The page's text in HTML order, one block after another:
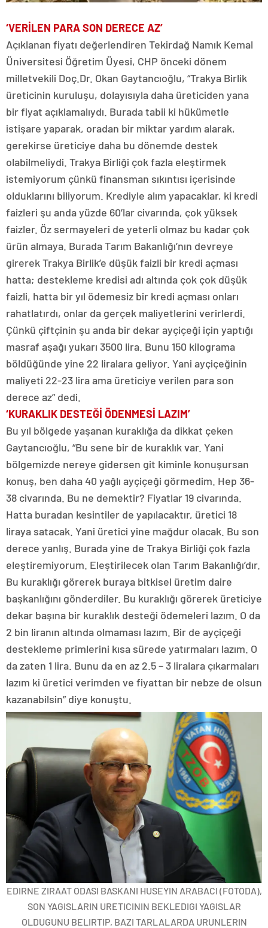
‘VERİLEN PARA SON DERECE AZ’
Açıklanan fiyatı değerlendiren Tekirdağ Namık Kemal
Üniversitesi Öğretim Üyesi, CHP önceki dönem
milletvekili Doç.Dr. Okan Gaytancıoğlu, “Trakya Birlik
üreticinin kuruluşu, dolayısıyla daha üreticiden yana
bir fiyat açıklamalıydı. Burada tabii ki hükümetle
istişare yaparak, oradan bir miktar yardım alarak,
gerekirse üreticiye daha bu dönemde destek
olabilmeliydi. Trakya Birliği çok fazla eleştirmek
istemiyorum çünkü finansman sıkıntısı içerisinde
olduklarını biliyorum. Krediyle alım yapacaklar, ki kredi
faizleri şu anda yüzde 60’lar civarında, çok yüksek
faizler. Öz sermayeleri de yeterli olmaz bu kadar çok
ürün almaya. Burada Tarım Bakanlığı’nın devreye
girerek Trakya Birlik’e düşük faizli bir kredi açması
hatta; destekleme kredisi adı altında çok çok düşük
faizli, hatta bir yıl ödemesiz bir kredi açması onları
rahatlatırdı, onlar da gerçek maliyetlerini verirlerdi.
Çünkü çiftçinin şu anda bir dekar ayçiçeği için yaptığı
masraf aşağı yukarı 3500 lira. Bunu 150 kilograma
böldüğünde yine 22 liralara geliyor. Yani ayçiçeğinin
maliyeti 22-23 lira ama üreticiye verilen para son
derece az” dedi.
‘KURAKLIK DESTEĞİ ÖDENMESİ LAZIM’
Bu yıl bölgede yaşanan kuraklığa da dikkat çeken
Gaytancıoğlu, “Bu sene bir de kuraklık var. Yani
bölgemizde nereye gidersen git kiminle konuşursan
konuş, ben daha 40 yağlı ayçiçeği görmedim. Hep 36-
38 civarında. Bu ne demektir? Fiyatlar 19 civarında.
Hatta buradan kesintiler de yapılacaktır, üretici 18
liraya satacak. Yani üretici yine mağdur olacak. Bu son
derece yanlış. Burada yine de Trakya Birliği çok fazla
eleştiremiyorum. Eleştirilecek olan Tarım Bakanlığı’dır.
Bu kuraklığı görerek buraya bitkisel üretim daire
başkanlığını gönderdiler. Bu kuraklığı görerek üreticiye
dekar başına bir kuraklık desteği ödemeleri lazım. O da
2 bin liranın altında olmaması lazım. Bir de ayçiçeği
destekleme primlerini kısa sürede yatırmaları lazım. O
da zaten 1 lira. Bunu da en az 2.5 – 3 liralara çıkarmaları
lazım ki üretici verimden ve fiyattan bir nebze de olsun
kazanabilsin” diye konuştu.
EDIRNE ZIRAAT ODASI BASKANI HUSEYIN ARABACI (FOTODA),
SON YAGISLARIN URETICININ BEKLEDIGI YAGISLAR
OLDUGUNU BELIRTIP, BAZI TARLALARDA URUNLERIN